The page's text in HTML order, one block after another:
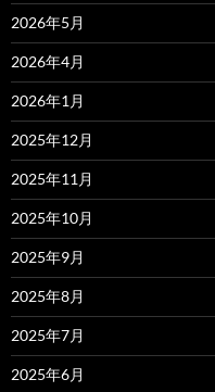
2026年5月
2026年4月
2026年1月
2025年12月
2025年11月
2025年10月
2025年9月
2025年8月
2025年7月
2025年6月